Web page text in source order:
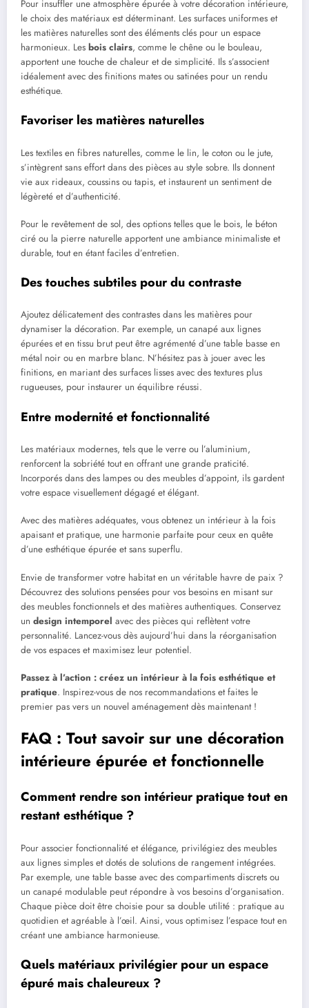
Pour insuffler une atmosphère épurée à votre décoration intérieure,
le choix des matériaux est déterminant. Les surfaces uniformes et
les matières naturelles sont des éléments clés pour un espace
harmonieux. Les bois clairs, comme le chêne ou le bouleau,
apportent une touche de chaleur et de simplicité. Ils s’associent
idéalement avec des finitions mates ou satinées pour un rendu
esthétique.
Favoriser les matières naturelles
Les textiles en fibres naturelles, comme le lin, le coton ou le jute,
s’intègrent sans effort dans des pièces au style sobre. Ils donnent
vie aux rideaux, coussins ou tapis, et instaurent un sentiment de
légèreté et d’authenticité.
Pour le revêtement de sol, des options telles que le bois, le béton
ciré ou la pierre naturelle apportent une ambiance minimaliste et
durable, tout en étant faciles d’entretien.
Des touches subtiles pour du contraste
Ajoutez délicatement des contrastes dans les matières pour
dynamiser la décoration. Par exemple, un canapé aux lignes
épurées et en tissu brut peut être agrémenté d’une table basse en
métal noir ou en marbre blanc. N’hésitez pas à jouer avec les
finitions, en mariant des surfaces lisses avec des textures plus
rugueuses, pour instaurer un équilibre réussi.
Entre modernité et fonctionnalité
Les matériaux modernes, tels que le verre ou l’aluminium,
renforcent la sobriété tout en offrant une grande praticité.
Incorporés dans des lampes ou des meubles d’appoint, ils gardent
votre espace visuellement dégagé et élégant.
Avec des matières adéquates, vous obtenez un intérieur à la fois
apaisant et pratique, une harmonie parfaite pour ceux en quête
d’une esthétique épurée et sans superflu.
Envie de transformer votre habitat en un véritable havre de paix ?
Découvrez des solutions pensées pour vos besoins en misant sur
des meubles fonctionnels et des matières authentiques. Conservez
un design intemporel avec des pièces qui reflètent votre
personnalité. Lancez-vous dès aujourd’hui dans la réorganisation
de vos espaces et maximisez leur potentiel.
Passez à l’action : créez un intérieur à la fois esthétique et
pratique. Inspirez-vous de nos recommandations et faites le
premier pas vers un nouvel aménagement dès maintenant !
FAQ : Tout savoir sur une décoration
intérieure épurée et fonctionnelle
Comment rendre son intérieur pratique tout en
restant esthétique ?
Pour associer fonctionnalité et élégance, privilégiez des meubles
aux lignes simples et dotés de solutions de rangement intégrées.
Par exemple, une table basse avec des compartiments discrets ou
un canapé modulable peut répondre à vos besoins d’organisation.
Chaque pièce doit être choisie pour sa double utilité : pratique au
quotidien et agréable à l’œil. Ainsi, vous optimisez l’espace tout en
créant une ambiance harmonieuse.
Quels matériaux privilégier pour un espace
épuré mais chaleureux ?